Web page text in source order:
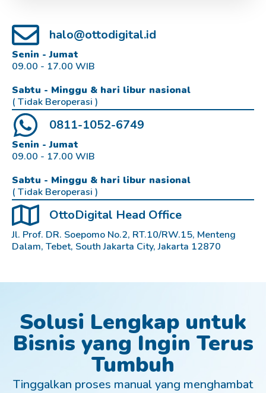
halo@ottodigital.id
Senin - Jumat
09.00 - 17.00 WIB
Sabtu - Minggu & hari libur nasional
( Tidak Beroperasi )
0811-1052-6749
Senin - Jumat
09.00 - 17.00 WIB
Sabtu - Minggu & hari libur nasional
( Tidak Beroperasi )
OttoDigital Head Office
Jl. Prof. DR. Soepomo No.2, RT.10/RW.15, Menteng
Dalam, Tebet, South Jakarta City, Jakarta 12870
Solusi Lengkap untuk
Bisnis yang Ingin Terus
Tumbuh
Tinggalkan proses manual yang menghambat